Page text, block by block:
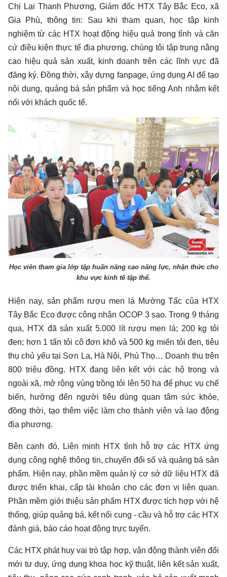
Chị Lại Thanh Phương, Giám đốc HTX Tây Bắc Eco, xã
Gia Phù, thông tin: Sau khi tham quan, học tập kinh
nghiệm từ các HTX hoạt động hiệu quả trong tỉnh và căn
cứ điều kiện thực tế địa phương, chúng tôi tập trung nâng
cao hiệu quả sản xuất, kinh doanh trên các lĩnh vực đã
đăng ký. Đồng thời, xây dựng fanpage, ứng dụng AI để tạo
nội dung, quảng bá sản phẩm và học tiếng Anh nhằm kết
nối với khách quốc tế.
Học viên tham gia lớp tập huấn nâng cao năng lực, nhận thức cho
khu vực kinh tế tập thể.
Hiện nay, sản phẩm rượu men lá Mường Tấc của HTX
Tây Bắc Eco được công nhận OCOP 3 sao. Trong 9 tháng
qua, HTX đã sản xuất 5.000 lít rượu men lá; 200 kg tỏi
đen; hơn 1 tấn tỏi cô đơn khô và 500 kg miến tỏi đen, tiêu
thụ chủ yếu tại Sơn La, Hà Nội, Phú Thọ… Doanh thu trên
800 triệu đồng. HTX đang liên kết với các hộ trong và
ngoài xã, mở rộng vùng trồng tỏi lên 50 ha để phục vụ chế
biến, hướng đến người tiêu dùng quan tâm sức khỏe,
đồng thời, tạo thêm việc làm cho thành viên và lao động
địa phương.
Bên cạnh đó, Liên minh HTX tỉnh hỗ trợ các HTX ứng
dụng công nghệ thông tin, chuyển đổi số và quảng bá sản
phẩm. Hiện nay, phần mềm quản lý cơ sở dữ liệu HTX đã
được triển khai, cấp tài khoản cho các đơn vị liên quan.
Phần mềm giới thiệu sản phẩm HTX được tích hợp với hệ
thống, giúp quảng bá, kết nối cung - cầu và hỗ trợ các HTX
đánh giá, báo cáo hoạt động trực tuyến.
Các HTX phát huy vai trò tập hợp, vận động thành viên đổi
mới tư duy, ứng dụng khoa học kỹ thuật, liên kết sản xuất,